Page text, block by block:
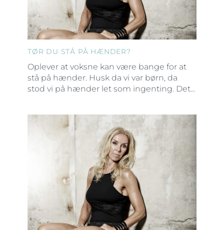
TØR DU STÅ PÅ HÆNDER?
Oplever at voksne kan være bange for at
stå på hænder. Husk da vi var børn, da
stod vi på hænder let som ingenting. Det...